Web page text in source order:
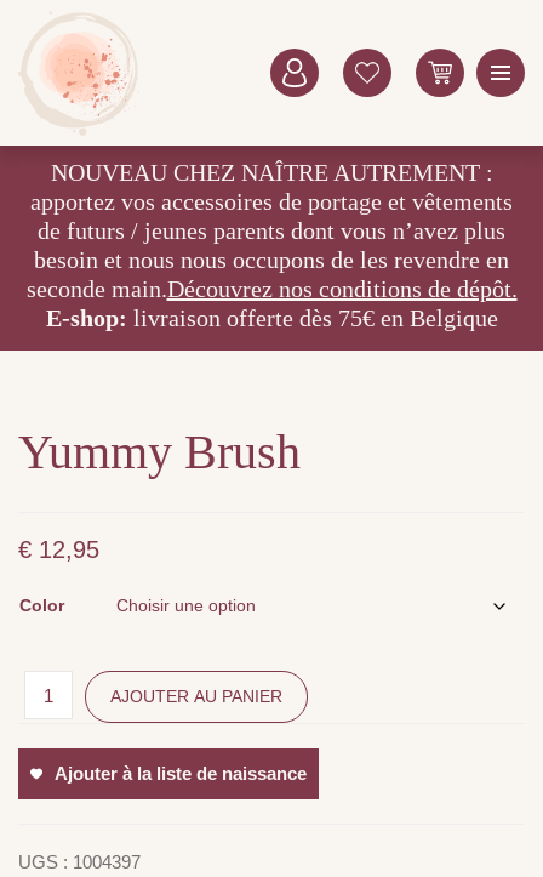
NOUVEAU CHEZ NAÎTRE AUTREMENT :
apportez vos accessoires de portage et vêtements
de futurs / jeunes parents dont vous n’avez plus
besoin et nous nous occupons de les revendre en
seconde main.Découvrez nos conditions de dépôt.
E-shop: livraison offerte dès 75€ en Belgique
Yummy Brush
€ 12,95
Color
AJOUTER AU PANIER
Ajouter à la liste de naissance
UGS : 1004397